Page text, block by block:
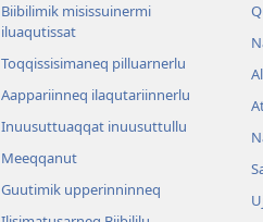
Biibilimik misissuinermi
iluaqutissat
Toqqissisimaneq pilluarnerlu
Aappariinneq ilaqutariinnerlu
Inuusuttuaqqat inuusuttullu
Meeqqanut
Guutimik upperinninneq